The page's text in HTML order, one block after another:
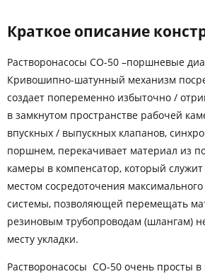
Краткое описание
Растворонасосы СО-50 –поршневые
Кривошипно-шатунный механизм
создает попеременно избыточно /
в замкнутом пространстве рабочей
впускных / выпускных клапанов,
поршнем, перекачивает материал из
камеры в компенсатор, который
местом сосредоточения
системы, позволяющей перемещать
резиновым трубопроводам (шлангам)
месту укладки.
Растворонасосы СО-50 очень просты в